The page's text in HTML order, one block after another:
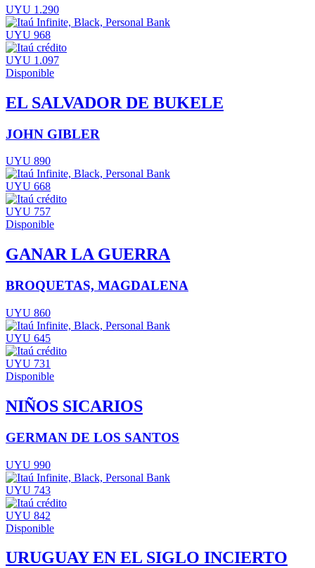
UYU 1.290
UYU 968
UYU 1.097
Disponible
EL SALVADOR DE BUKELE
JOHN GIBLER
UYU 890
UYU 668
UYU 757
Disponible
GANAR LA GUERRA
BROQUETAS, MAGDALENA
UYU 860
UYU 645
UYU 731
Disponible
NIÑOS SICARIOS
GERMAN DE LOS SANTOS
UYU 990
UYU 743
UYU 842
Disponible
URUGUAY EN EL SIGLO INCIERTO